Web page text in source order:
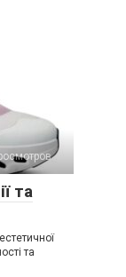
та
та